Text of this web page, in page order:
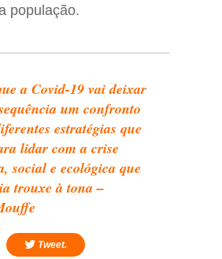
população.
a Covid-19 vai deixar
um confronto
estratégias que
lidar com a crise
social e ecológica que
trouxe à tona –
Tweet.